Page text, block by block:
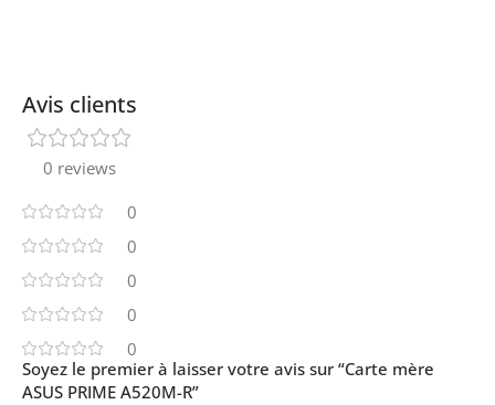
Avis clients
0 reviews
0
0
0
0
0
Soyez le premier à laisser votre avis sur “Carte mère
ASUS PRIME A520M-R”